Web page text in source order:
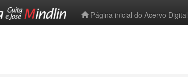
Página inicial do Acervo Digital